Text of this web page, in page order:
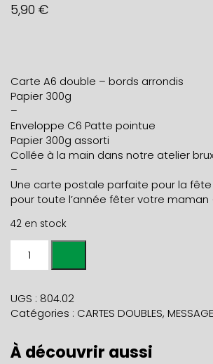
5,90 €
Carte A6 double – bords arrondis
Papier 300g
–
Enveloppe C6 Patte pointue
Papier 300g assorti
Collée à la main dans notre atelier
–
Une carte postale parfaite pour la
pour toute l’année fêter votre
42 en stock
POULE
+
rose
UGS : 804.02
Catégories : CARTES DOUBLES,
À découvrir aussi